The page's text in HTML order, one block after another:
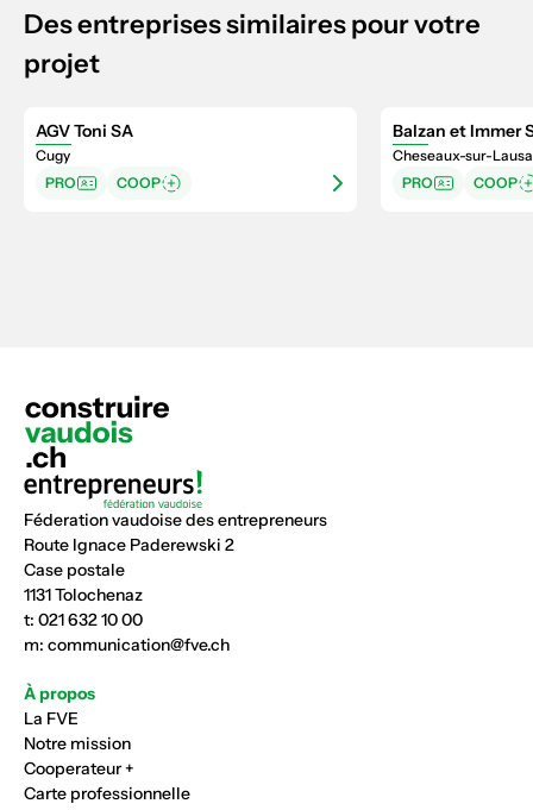
Des entreprises similaires pour votre
projet
AGV Toni SA
Cugy
PRO
COOP
Balzan et Immer
Cheseaux-sur-
PRO
COOP
Féderation vaudoise des entrepreneurs
Route Ignace Paderewski 2
Case postale
1131 Tolochenaz
t: 021 632 10 00
m: communication@fve.ch
À propos
La FVE
Notre mission
Cooperateur +
Carte professionnelle